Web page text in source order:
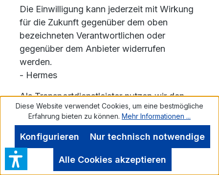
Die Einwilligung kann jederzeit mit Wirkung
für die Zukunft gegenüber dem oben
bezeichneten Verantwortlichen oder
gegenüber dem Anbieter widerrufen
werden.
- Hermes
Als Transportdienstleister nutzen wir den
nachstehenden Anbieter: Hermes Logistik
Gruppe Deutschland GmbH, Essener Straße
89, 22419 Hamburg, Deutschland
Wir geben Ihre E-Mail-Adresse und/oder
Telefonnummer gemäß Art. 6 Abs. 1 lit. a
Diese Website verwendet Cookies, um eine bestmögliche
Erfahrung bieten zu können. Mehr Informationen ...
Nur technisch notwendige
Konfigurieren
Alle Cookies akzeptieren